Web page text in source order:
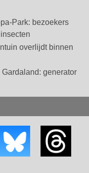
Park: bezoekers
overlijdt binnen
generator